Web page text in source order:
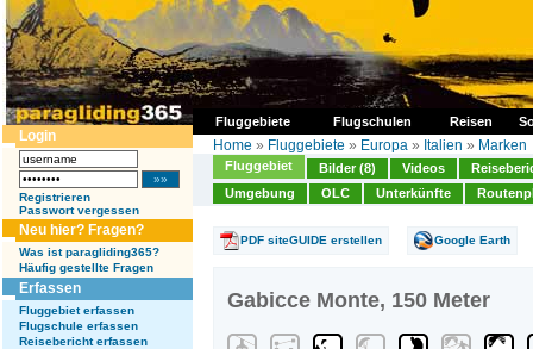
Fluggebiete Flugschulen Reisen
Login
Registrieren
Passwort vergessen
Neu hier? Fragen?
Was ist paragliding365?
Häufig gestellte Fragen
Erfassen
Fluggebiet erfassen
Flugschule erfassen
Reisebericht erfassen
Home » Fluggebiete » Europa » Italien » Marken
Fluggebiet Bilder (8) Videos
Umgebung
OLC Unterkünfte
PDF siteGUIDE erstellen Google Earth
Gabicce Monte, 150 Meter